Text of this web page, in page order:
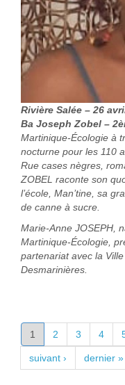
Rivière Salée – 26
Ba Joseph Zobel –
Martinique-Écologie à
nocturne pour les 110
Rue cases nègres,
ZOBEL raconte son
l’école, Man’tine, sa
de canne à sucre.
Marie-Anne JOSEPH,
Martinique-Écologie,
partenariat avec la
Desmarinières.
PAGES
1 2 3 4
suivant › dernier »